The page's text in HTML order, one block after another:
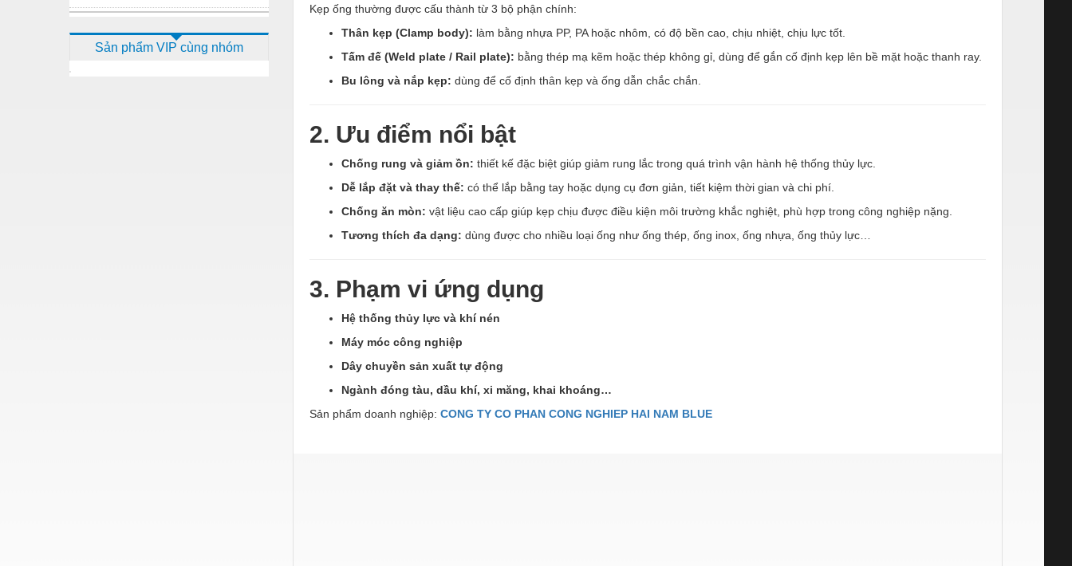
Dịch vụ - Thi công
Sản phẩm VIP cùng nhóm
Kẹp ống thường được cấu thành từ 3 bộ phận chính:
Thân kẹp (Clamp body): làm bằng nhựa PP, PA hoặc nhôm, có độ bền cao, chịu nhiệt, chịu lực tốt.
Tấm đế (Weld plate / Rail plate): bằng thép mạ kẽm hoặc thép không gỉ, dùng để gắn cố định kẹp lên bề mặt hoặc thanh ray.
Bu lông và nắp kẹp: dùng để cố định thân kẹp và ống dẫn chắc chắn.
2. Ưu điểm nổi bật
Chống rung và giảm ồn: thiết kế đặc biệt giúp giảm rung lắc trong quá trình vận hành hệ thống thủy lực.
Dễ lắp đặt và thay thế: có thể lắp bằng tay hoặc dụng cụ đơn giản, tiết kiệm thời gian và chi phí.
Chống ăn mòn: vật liệu cao cấp giúp kẹp chịu được điều kiện môi trường khắc nghiệt, phù hợp trong công nghiệp nặng.
Tương thích đa dạng: dùng được cho nhiều loại ống như ống thép, ống inox, ống nhựa, ống thủy lực…
3. Phạm vi ứng dụng
Hệ thống thủy lực và khí nén
Máy móc công nghiệp
Dây chuyền sản xuất tự động
Ngành đóng tàu, dầu khí, xi măng, khai khoáng…
Sản phẩm doanh nghiệp: CONG TY CO PHAN CONG NGHIEP HAI NAM BLUE